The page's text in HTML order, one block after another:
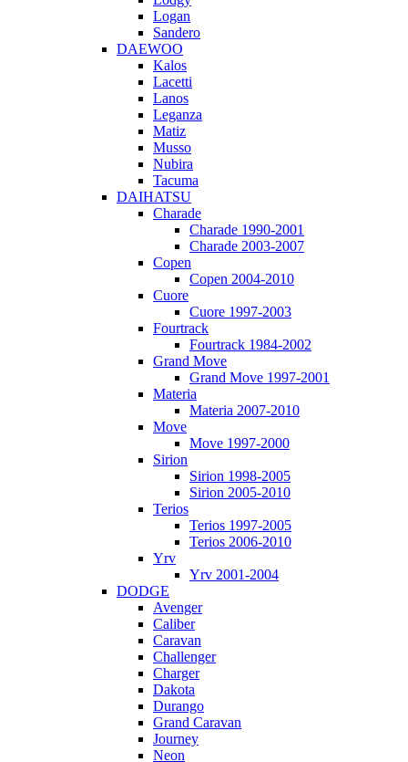
Logan
Sandero
DAEWOO
Kalos
Lacetti
Lanos
Leganza
Matiz
Musso
Nubira
Tacuma
DAIHATSU
Charade
Charade 1990-2001
Charade 2003-2007
Copen
Copen 2004-2010
Cuore
Cuore 1997-2003
Fourtrack
Fourtrack 1984-2002
Grand Move
Grand Move 1997-2001
Materia
Materia 2007-2010
Move
Move 1997-2000
Sirion
Sirion 1998-2005
Sirion 2005-2010
Terios
Terios 1997-2005
Terios 2006-2010
Yrv
Yrv 2001-2004
DODGE
Avenger
Caliber
Caravan
Challenger
Charger
Dakota
Durango
Grand Caravan
Journey
Neon